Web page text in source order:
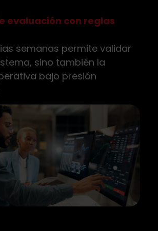
evaluación con reglas
semanas permite validar
sino también la
bajo presión